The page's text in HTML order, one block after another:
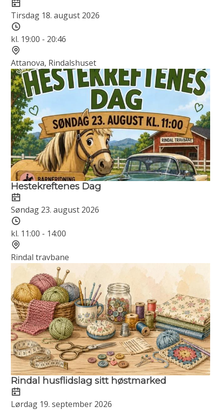
Tirsdag 18. august 2026
kl. 19:00 - 20:46
Attanova, Rindalshuset
Hestekreftenes Dag
Søndag 23. august 2026
kl. 11:00 - 14:00
Rindal travbane
Rindal husflidslag sitt høstmarked
Lørdag 19. september 2026